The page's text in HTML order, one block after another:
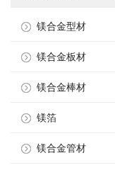
镁合金型材
镁合金板材
镁合金棒材
镁箔
镁合金管材